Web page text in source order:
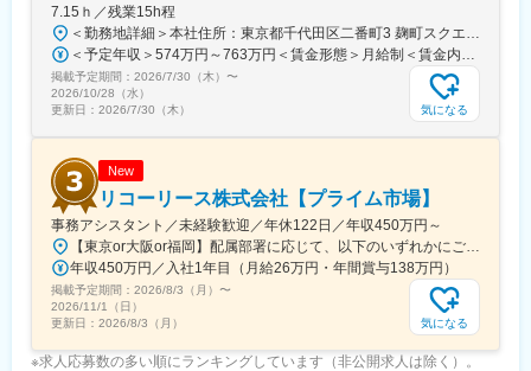
■想定されるキャリアパス
部門の副部長から部長、または経営企画・新規事業推進など、幅
広いキャリア形成が可能です。
■企業の特徴/魅力
の成長をダイナミックに体感できる環境です。
7.15ｈ／残業15h程
＜勤務地詳細＞本社住所：東京都千代田区二番町3 麹町スクエア3F勤務地最寄駅：東京メトロ有楽町線／麹町駅受動喫煙対策：敷地内全面禁煙変更の範囲：会社の定める事業所（リモートワーク含む）
＜予定年収＞574万円～763万円＜賃金形態＞月給制＜賃金内訳＞月額（基本給）：285,000円～379,000円＜月給＞285,000円～379,000円＜昇給有無＞有＜残業手当＞有＜給与補足＞【賞与】（'26年度実績）6.6か月分支給【モデル年収例】622万円 入社5年目 (月給30万9千円＋賞与+月残業15時間)賃金はあくまでも目安の金額であり、選考を通じて上下する可能性があります。月給(月額)は固定手当を含めた表記です。
掲載予定期間： 2026/7/30（木） 〜
2026/10/28（水）
更新日： 2026/7/30（木） 気になる
New
リコーリース株式会社【プライム市場】
事務アシスタント／未経験歓迎／年休122日／年収450万円～
【東京or大阪or福岡】配属部署に応じて、以下のいずれかにご勤務いただきます。初期配属地は、ご希望の地域に配属いたします。■本社東京都港区東新橋1-5-2 汐留シティセンター19F☆JR・地下鉄各線 新橋駅より徒歩1分☆都営地下鉄大江戸線 汐留駅より徒歩1分■豊洲事業所東京都江東区東雲1-7-12 KDX豊洲グランスクエア7F☆東京メトロ有楽町線・ゆりかもめ 豊洲駅 徒歩12分☆りんかい線 東雲駅 徒歩12分※豊洲駅より「KDXグランスクエア行き無料シャトルバス」が運行しています。■関西支社大阪府大阪市北区堂島浜2-2-28 堂島アクシスビル12F☆地下鉄四ツ橋線・西梅田駅より徒歩10分・肥後橋駅 徒歩7分☆JR大阪駅 徒歩15分■九州支社福岡県福岡市博多区博多駅東2-10-35 博多プライムイースト3F☆JR博多駅より徒歩7分※受動喫煙対策有（屋内全面禁煙）
年収450万円／入社1年目（月給26万円・年間賞与138万円）
掲載予定期間： 2026/8/3（月） 〜
2026/11/1（日）
更新日： 2026/8/3（月） 気になる
※求人応募数の多い順にランキングしています（非公開求人は除く）。